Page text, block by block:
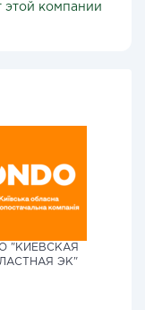
этой компании
"КИЕВСКАЯ
ЭК"